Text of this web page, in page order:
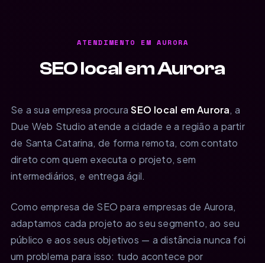
ATENDIMENTO EM AURORA
SEO local em Aurora
Se a sua empresa procuraSEO local em Aurora, a
Due Web Studio atende a cidade e a região a partir
de Santa Catarina, de forma remota, com contato
direto com quem executa o projeto, sem
intermediários, e entrega ágil.
Como empresa de SEO para empresas de Aurora,
adaptamos cada projeto ao seu segmento, ao seu
público e aos seus objetivos — a distância nunca foi
um problema para isso: tudo acontece por